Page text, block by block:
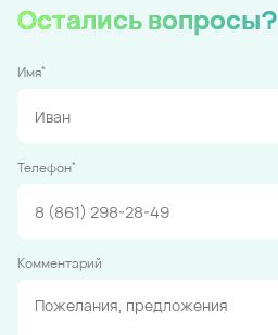
Остались вопросы?
Имя*
Телефон*
Комментарий